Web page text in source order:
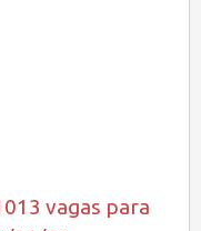
vagas para